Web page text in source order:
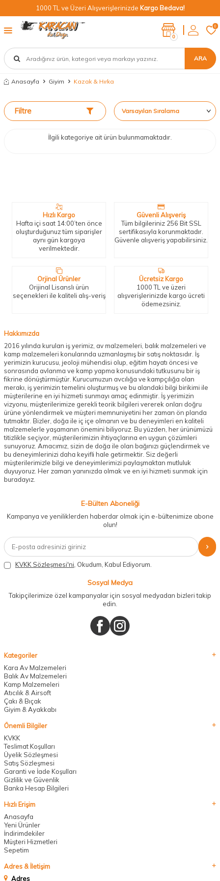
1000 TL ve Üzeri Alışverişlerinizde Kargo Bedava!
ARA
0
0
Anasayfa Giyim Kazak & Hırka
Filtre
İlgili kategoriye ait ürün bulunmamaktadır.
Hızlı Kargo
Hafta içi saat 14:00’ten önce
oluşturduğunuz tüm siparişler
aynı gün kargoya
verilmektedir.
Güvenli Alışveriş
Tüm bilgileriniz 256 Bit SSL
sertifikasıyla korunmaktadır.
Güvenle alışveriş yapabilirsiniz.
Orjinal Ürünler
Orijinal Lisanslı ürün
seçenekleri ile kaliteli alış-veriş
Ücretsiz Kargo
1000 TL ve üzeri
alışverişlerinizde kargo ücreti
ödemezsiniz.
Hakkımızda
2016 yılında kurulan iş yerimiz, av malzemeleri, balık malzemeleri ve
kamp malzemeleri konularında uzmanlaşmış bir satış noktasıdır. İş
yerimizin kurucusu, jeoloji mühendisi olup, eğitim hayatı öncesi ve
sonrasında avlanma ve kamp yapma konusundaki tutkusunu bir iş
fikrine dönüştürmüştür. Kurucumuzun avcılığa ve kampçılığa olan
merakı, iş yerimizin temelini oluşturmuş ve bu alandaki bilgi birikimi ile
müşterilerine en iyi hizmeti sunmayı amaç edinmiştir. İş yerimizin
vizyonu, müşterilerimize gerekli teorik bilgileri vererek onları doğru
ürüne yönlendirmek ve müşteri memnuniyetini her zaman ön planda
tutmaktır. Bizler, doğa ile iç içe olmanın ve bu deneyimleri en kaliteli
malzemelerle yaşamanın önemini biliyoruz. Bu yüzden, her ürünümüzü
titizlikle seçiyor, müşterilerimizin ihtiyaçlarına en uygun çözümleri
sunuyoruz. Amacımız, sizin de doğa ile olan bağınızı güçlendirmek ve
bu deneyimlerinizi daha keyifli hale getirmektir. Siz değerli
müşterilerimizle bilgi ve deneyimlerimizi paylaşmaktan mutluluk
duyuyoruz. Her zaman yanınızda olmak ve en iyi hizmeti sunmak için
buradayız.
E-Bülten Aboneliği
Kampanya ve yeniliklerden haberdar olmak için e-bültenimize abone
olun!
KVKK Sözleşmesi'ni , Okudum, Kabul Ediyorum.
Sosyal Medya
Takipçilerimize özel kampanyalar için sosyal medyadan bizleri takip
edin.
Kategoriler
Kara Av Malzemeleri
Balık Av Malzemeleri
Kamp Malzemeleri
Atıcılık & Airsoft
Çakı & Bıçak
Giyim & Ayakkabı
Önemli Bilgiler
KVKK
Teslimat Koşulları
Üyelik Sözleşmesi
Satış Sözleşmesi
Garanti ve İade Koşulları
Gizlilik ve Güvenlik
Banka Hesap Bilgileri
Hızlı Erişim
Anasayfa
Yeni Ürünler
İndirimdekiler
Müşteri Hizmetleri
Sepetim
Adres & İletişim
Adres